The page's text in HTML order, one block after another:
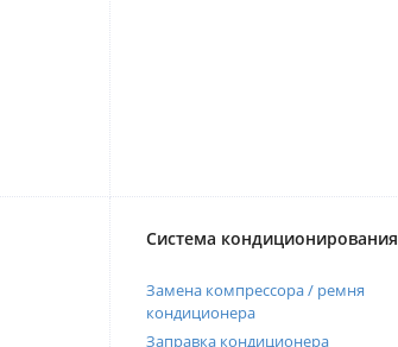
Система кондиционирования
Замена компрессора / ремня
кондиционера
Заправка кондиционера